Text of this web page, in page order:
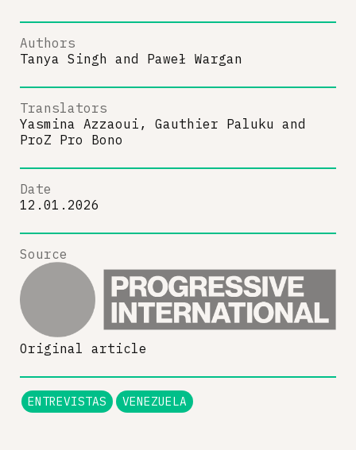
Authors
Tanya Singh and Paweł Wargan
Translators
Yasmina Azzaoui, Gauthier Paluku and
ProZ Pro Bono
Date
12.01.2026
Source
Original article
ENTREVISTAS VENEZUELA